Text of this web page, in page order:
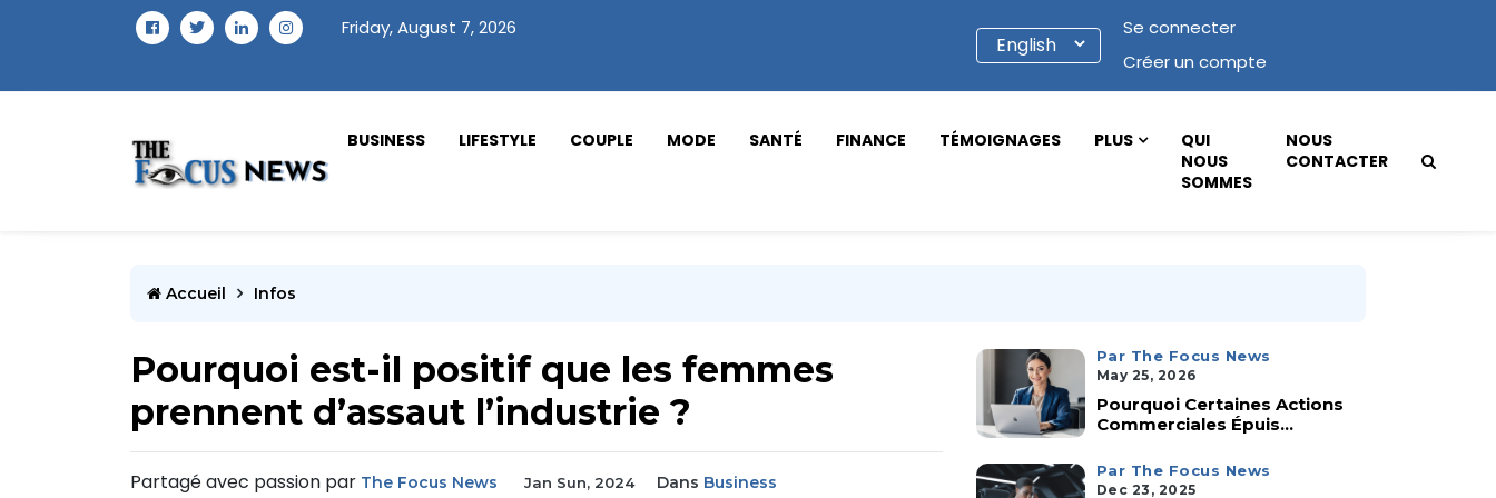
Friday, August 7, 2026
Se connecter
Créer un compte
BUSINESS LIFESTYLE COUPLE MODE SANTÉ FINANCE TÉMOIGNAGES PLUS
QUI
NOUS
SOMMES
NOUS
CONTACTER
Accueil Infos
Pourquoi est-il positif que les femmes
prennent d’assaut l’industrie ?
Partagé avec passion par The Focus News Jan Sun, 2024 Dans Business
Par The Focus News
May 25, 2026
Pourquoi Certaines Actions
Commerciales Épuis...
Par The Focus News
Dec 23, 2025